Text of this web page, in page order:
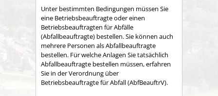
Unter bestimmten Bedingungen müssen Sie
eine Betriebsbeauftragte oder einen
Betriebsbeauftragten für Abfälle
(Abfallbeauftragte) bestellen.Sie können auch
mehrere Personen als Abfallbeauftragte
bestellen. Für welche Anlagen Sie tatsächlich
Abfallbeauftragte bestellen müssen, erfahren
Sie in der Verordnung über
Betriebsbeauftragte für Abfall (AbfBeauftrV).